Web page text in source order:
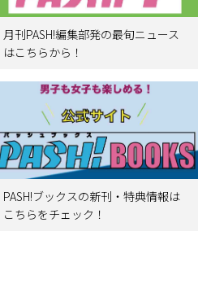
月刊PASH!編集部発の最旬ニュース
はこちらから！
PASH!ブックスの新刊・特典情報は
こちらをチェック！